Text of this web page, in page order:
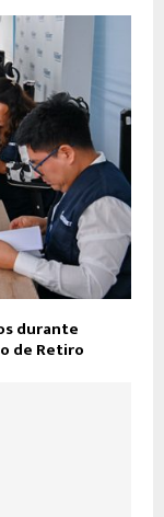
durante
de Retiro